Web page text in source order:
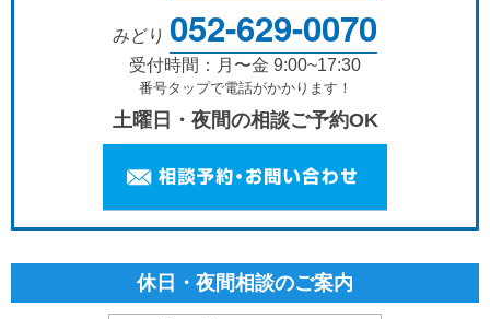
みどり 052-629-0070
受付時間：月〜金 9:00~17:30
番号タップで電話がかかります！
土曜日・夜間の相談ご予約OK
休日・夜間相談のご案内